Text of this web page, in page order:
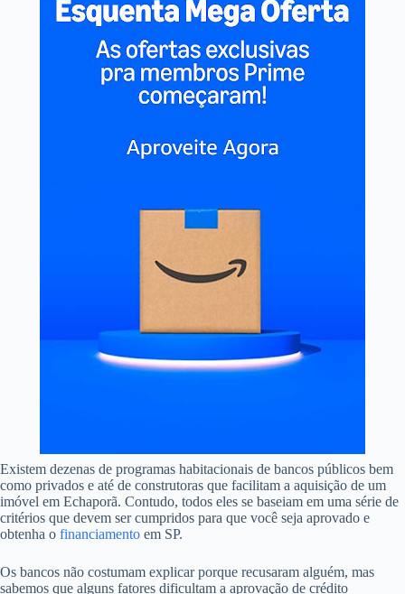
Existem dezenas de programas habitacionais de bancos públicos bem
como privados e até de construtoras que facilitam a aquisição de um
imóvel em Echaporã. Contudo, todos eles se baseiam em uma série de
critérios que devem ser cumpridos para que você seja aprovado e
obtenha o financiamento em SP.
Os bancos não costumam explicar porque recusaram alguém, mas
sabemos que alguns fatores dificultam a aprovação de crédito